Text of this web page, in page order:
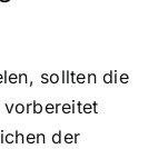
sollten die
der